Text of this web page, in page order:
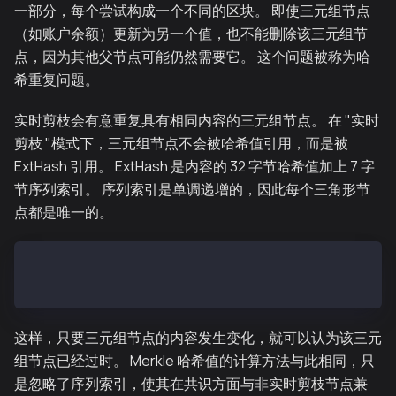
一部分，每个尝试构成一个不同的区块。 即使三元组节点
（如账户余额）更新为另一个值，也不能删除该三元组节
点，因为其他父节点可能仍然需要它。 这个问题被称为哈
希重复问题。
实时剪枝会有意重复具有相同内容的三元组节点。 在 "实时
剪枝 "模式下，三元组节点不会被哈希值引用，而是被
ExtHash 引用。 ExtHash 是内容的 32 字节哈希值加上 7 字
节序列索引。 序列索引是单调递增的，因此每个三角形节
点都是唯一的。
这样，只要三元组节点的内容发生变化，就可以认为该三元
组节点已经过时。 Merkle 哈希值的计算方法与此相同，只
是忽略了序列索引，使其在共识方面与非实时剪枝节点兼